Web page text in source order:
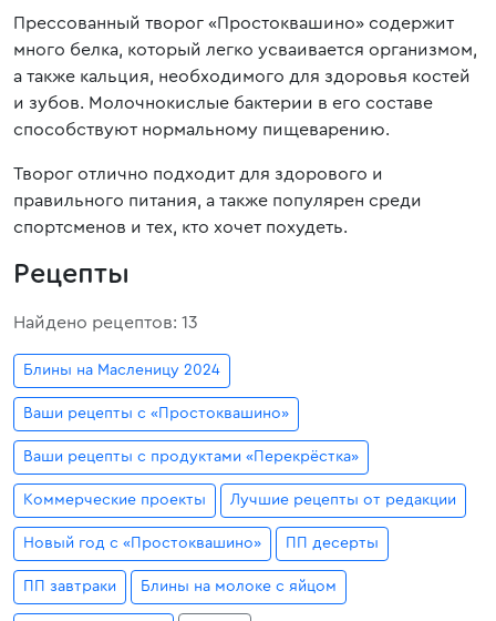
Прессованный творог «Простоквашино» содержит
много белка, который легко усваивается организмом,
а также кальция, необходимого для здоровья костей
и зубов. Молочнокислые бактерии в его составе
способствуют нормальному пищеварению.
Творог отлично подходит для здорового и
правильного питания, а также популярен среди
спортсменов и тех, кто хочет похудеть.
Рецепты
Найдено рецептов: 13
Блины на Масленицу 2024
Ваши рецепты с «Простоквашино»
Ваши рецепты с продуктами «Перекрёстка»
Коммерческие проекты Лучшие рецепты от редакции
Новый год с «Простоквашино» ПП десерты
ПП завтраки Блины на молоке с яйцом